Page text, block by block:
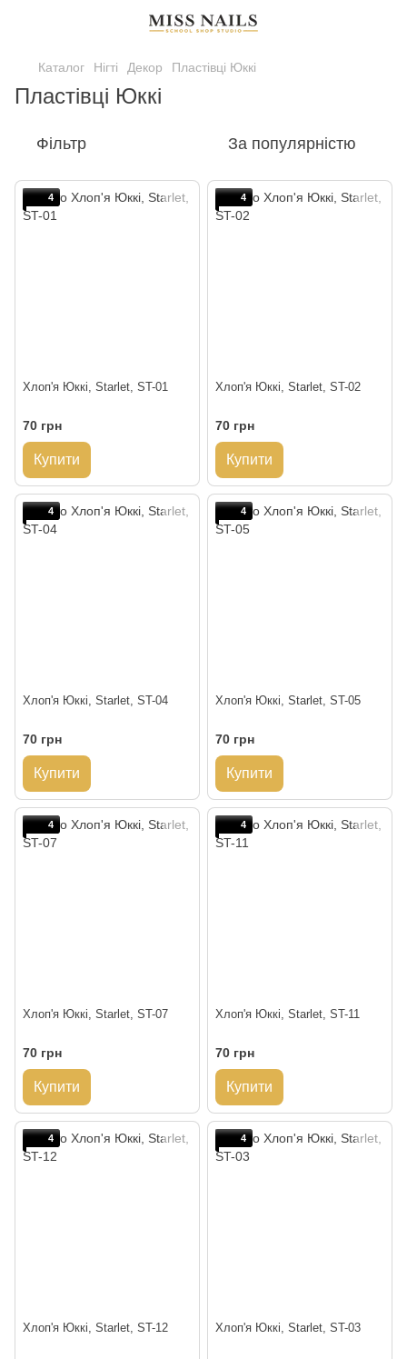
Каталог Нігті Декор Пластівці Юккі
Пластівці Юккі
Фільтр За популярністю
4
Хлоп'я Юккі, Starlet, ST-01
70 грн
Купити
4
Хлоп'я Юккі, Starlet, ST-02
70 грн
Купити
4
Хлоп'я Юккі, Starlet, ST-04
70 грн
Купити
4
Хлоп'я Юккі, Starlet, ST-05
70 грн
Купити
4
Хлоп'я Юккі, Starlet, ST-07
70 грн
Купити
4
Хлоп'я Юккі, Starlet, ST-11
70 грн
Купити
4
Хлоп'я Юккі, Starlet, ST-12
4
Хлоп'я Юккі, Starlet, ST-03